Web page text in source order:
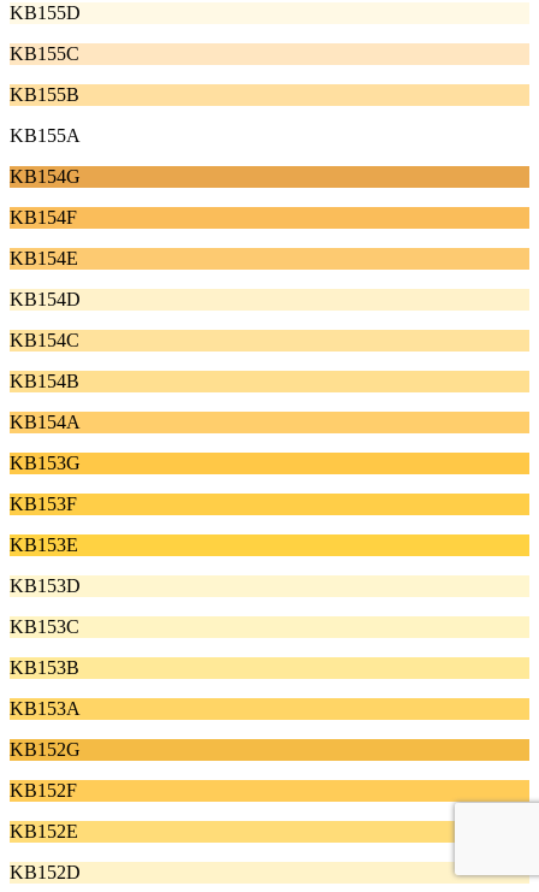
KB155D
KB155C
KB155B
KB155A
KB154G
KB154F
KB154E
KB154D
KB154C
KB154B
KB154A
KB153G
KB153F
KB153E
KB153D
KB153C
KB153B
KB153A
KB152G
KB152F
KB152E
KB152D